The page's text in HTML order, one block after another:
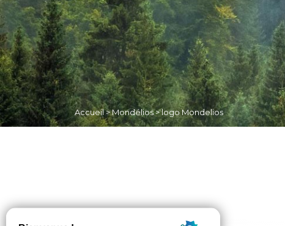
Accueil>Mondélios>logo Mondelios